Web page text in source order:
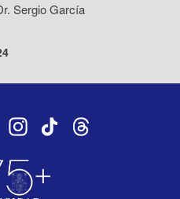
Sergio García